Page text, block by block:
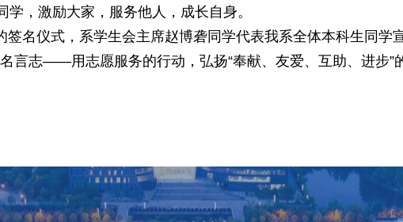
，激励大家，服务他人，成长自身。
名仪式，系学生会主席赵博砻同学代表我系全体本科生同
言志——用志愿服务的行动，弘扬“奉献、友爱、互助、进步”